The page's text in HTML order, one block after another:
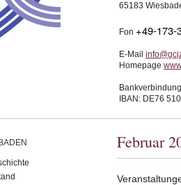
65183
Fon +49-173-
E-Mail
Homepage
IBAN: DE76
Februar